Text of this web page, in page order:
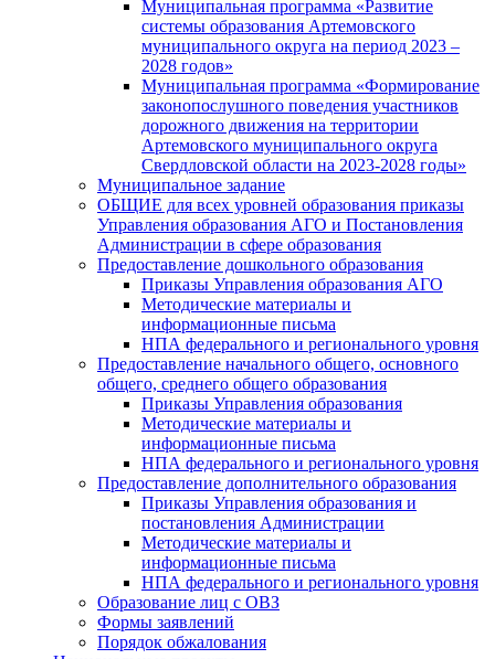
Муниципальная программа «Развитие
системы образования Артемовского
муниципального округа на период 2023 –
2028 годов»
Муниципальная программа «Формирование
законопослушного поведения участников
дорожного движения на территории
Артемовского муниципального округа
Свердловской области на 2023-2028 годы»
Муниципальное задание
ОБЩИЕ для всех уровней образования приказы
Управления образования АГО и Постановления
Администрации в сфере образования
Предоставление дошкольного образования
Приказы Управления образования АГО
Методические материалы и
информационные письма
НПА федерального и регионального уровня
Предоставление начального общего, основного
общего, среднего общего образования
Приказы Управления образования
Методические материалы и
информационные письма
НПА федерального и регионального уровня
Предоставление дополнительного образования
Приказы Управления образования и
постановления Администрации
Методические материалы и
информационные письма
НПА федерального и регионального уровня
Образование лиц с ОВЗ
Формы заявлений
Порядок обжалования